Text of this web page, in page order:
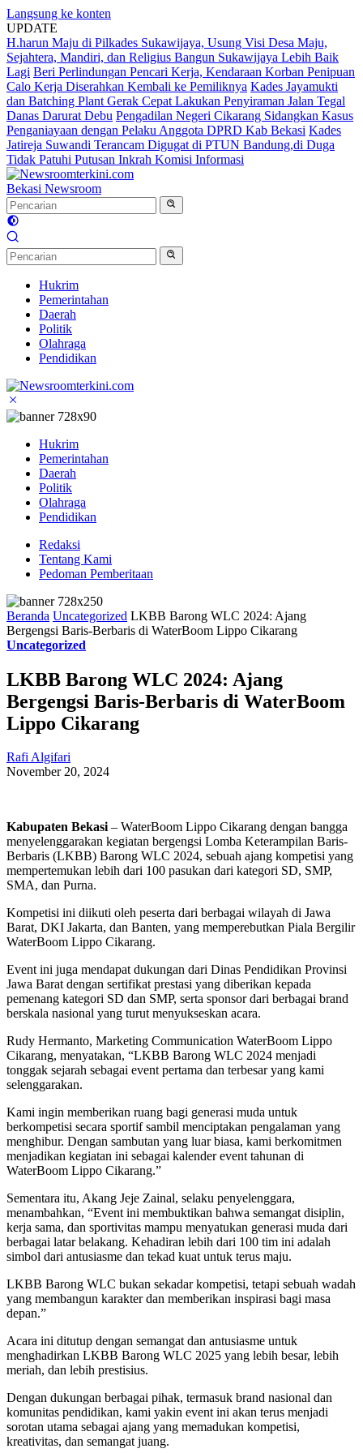
Langsung ke konten
UPDATE
H.harun Maju di Pilkades Sukawijaya, Usung Visi Desa Maju,
Sejahtera, Mandiri, dan Religius Bangun Sukawijaya Lebih Baik
Lagi Beri Perlindungan Pencari Kerja, Kendaraan Korban Penipuan
Calo Kerja Diserahkan Kembali ke Pemiliknya Kades Jayamukti
dan Batching Plant Gerak Cepat Lakukan Penyiraman Jalan Tegal
Danas Darurat Debu Pengadilan Negeri Cikarang Sidangkan Kasus
Penganiayaan dengan Pelaku Anggota DPRD Kab Bekasi Kades
Jatireja Suwandi Terancam Digugat di PTUN Bandung,di Duga
Tidak Patuhi Putusan Inkrah Komisi Informasi
Bekasi Newsroom
Hukrim
Pemerintahan
Daerah
Politik
Olahraga
Pendidikan
Hukrim
Pemerintahan
Daerah
Politik
Olahraga
Pendidikan
Redaksi
Tentang Kami
Pedoman Pemberitaan
Beranda Uncategorized LKBB Barong WLC 2024: Ajang
Bergengsi Baris-Berbaris di WaterBoom Lippo Cikarang
Uncategorized
LKBB Barong WLC 2024: Ajang
Bergengsi Baris-Berbaris di WaterBoom
Lippo Cikarang
Rafi Algifari
November 20, 2024
Kabupaten Bekasi– WaterBoom Lippo Cikarang dengan bangga
menyelenggarakan kegiatan bergengsi Lomba Keterampilan Baris-
Berbaris (LKBB) Barong WLC 2024, sebuah ajang kompetisi yang
mempertemukan lebih dari 100 pasukan dari kategori SD, SMP,
SMA, dan Purna.
Kompetisi ini diikuti oleh peserta dari berbagai wilayah di Jawa
Barat, DKI Jakarta, dan Banten, yang memperebutkan Piala Bergilir
WaterBoom Lippo Cikarang.
Event ini juga mendapat dukungan dari Dinas Pendidikan Provinsi
Jawa Barat dengan sertifikat prestasi yang diberikan kepada
pemenang kategori SD dan SMP, serta sponsor dari berbagai brand
berskala nasional yang turut menyukseskan acara.
Rudy Hermanto, Marketing Communication WaterBoom Lippo
Cikarang, menyatakan, “LKBB Barong WLC 2024 menjadi
tonggak sejarah sebagai event pertama dan terbesar yang kami
selenggarakan.
Kami ingin memberikan ruang bagi generasi muda untuk
berkompetisi secara sportif sambil menciptakan pengalaman yang
menghibur. Dengan sambutan yang luar biasa, kami berkomitmen
menjadikan kegiatan ini sebagai kalender event tahunan di
WaterBoom Lippo Cikarang.”
Sementara itu, Akang Jeje Zainal, selaku penyelenggara,
menambahkan, “Event ini membuktikan bahwa semangat disiplin,
kerja sama, dan sportivitas mampu menyatukan generasi muda dari
berbagai latar belakang. Kehadiran lebih dari 100 tim ini adalah
simbol dari antusiasme dan tekad kuat untuk terus maju.
LKBB Barong WLC bukan sekadar kompetisi, tetapi sebuah wadah
yang membangun karakter dan memberikan inspirasi bagi masa
depan.”
Acara ini ditutup dengan semangat dan antusiasme untuk
menghadirkan LKBB Barong WLC 2025 yang lebih besar, lebih
meriah, dan lebih prestisius.
Dengan dukungan berbagai pihak, termasuk brand nasional dan
komunitas pendidikan, kami yakin event ini akan terus menjadi
sorotan utama sebagai ajang yang memadukan kompetisi,
kreativitas, dan semangat juang.